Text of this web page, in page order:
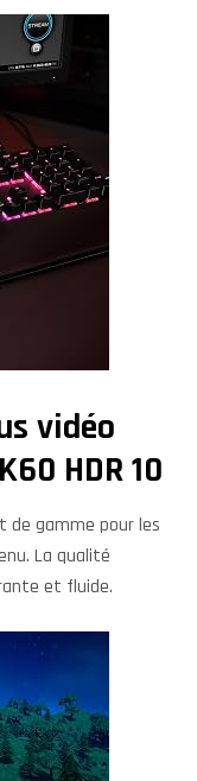
vidéo
HDR 10
de gamme pour les
La qualité
et fluide.